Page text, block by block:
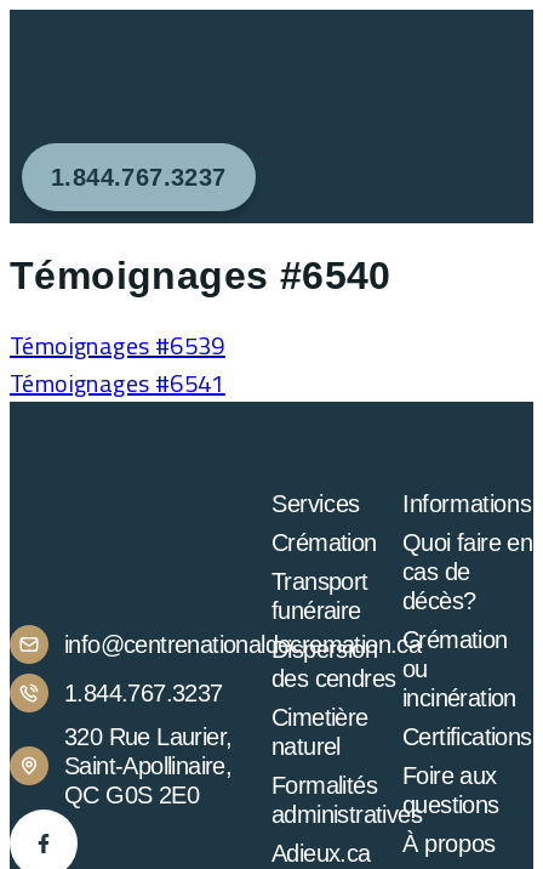
1.844.767.3237
Témoignages #6540
Témoignages #6539
Témoignages #6541
info@centrenationaldecremation.ca
1.844.767.3237
320 Rue Laurier,
Saint-Apollinaire,
QC G0S 2E0
Services
Crémation
Transport
funéraire
Dispersion
des cendres
Cimetière
naturel
Formalités
administratives
Adieux.ca
Informations
Quoi faire en
cas de
décès?
Crémation
ou
incinération
Certifications
Foire aux
questions
À propos